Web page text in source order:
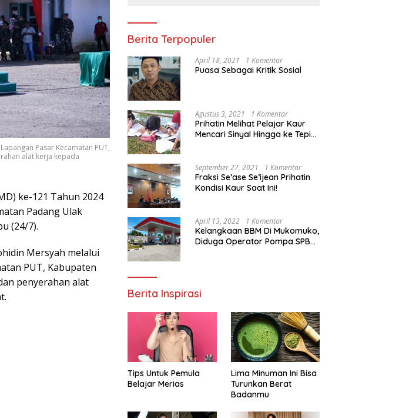
Pasar Kecamatan PUT,
alat kerja kepada
ke-121 Tahun 2024
Padang Ulak
(24/7).
Mersyah melalui
PUT, Kabupaten
penyerahan alat
Berita Terpopuler
April 18, 2021 1 Komentar
Puasa Sebagai Kritik Sosial
Agustus 3, 2021 1 Komentar
Prihatin Melihat Pelajar Kaur
Mencari Sinyal Hingga ke Tepi
Segera Bertindak
September 27, 2021 1 Komentar
Fraksi Se’ase Se’ijean Prihatin
Kondisi Kaur Saat Ini!
April 13, 2022 1 Komentar
Kelangkaan BBM Di Mukomuko,
Diduga Operator Pompa SPBU
Berita Inspirasi
Tips Untuk Pemula
Belajar Merias
Lima Minuman Ini Bisa
Turunkan Berat
Badanmu